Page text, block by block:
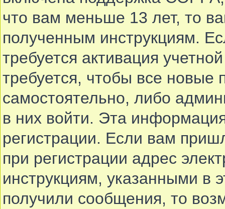
что вам меньше 13 лет, то
полученным инструкциям.
требуется активация
требуется, чтобы все новые
самостоятельно, либо
в них войти. Эта
регистрации. Если вам
при регистрации адрес
инструкциям, указанными в
получили сообщения, то